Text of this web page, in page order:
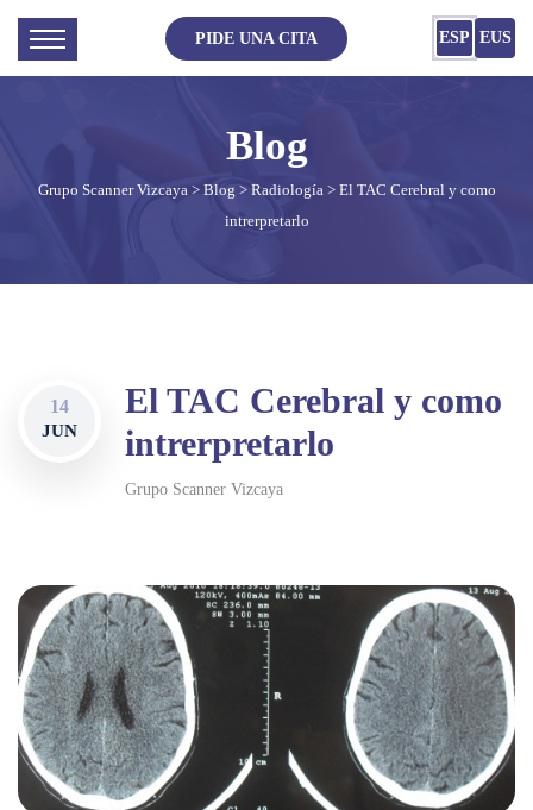
PIDE UNA CITA ESP EUS
Grupo Scanner Vizcaya> Blog > Radiología> El TAC Cerebral y como
intrerpretarlo
14
JUN
El TAC Cerebral y como
intrerpretarlo
Grupo Scanner Vizcaya